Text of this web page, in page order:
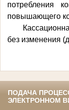
потребления
повышающего
без изменения
ПОДАЧА
ЭЛЕКТРОННОМ